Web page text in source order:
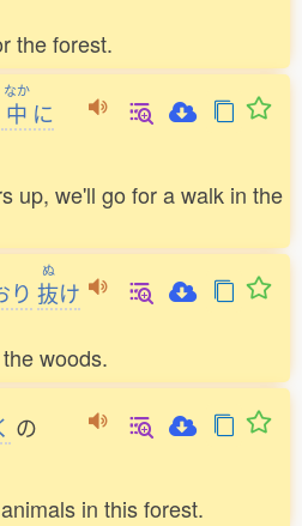
the forest.
なか
中 に
up, we'll go for a walk in the
り
ぬ
抜け
woods.
の
in this forest.